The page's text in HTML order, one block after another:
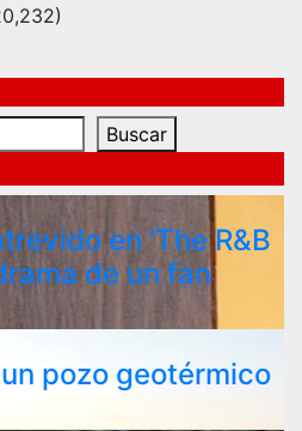
Buscar
en ‘The R&B
de un fan
pozo geotérmico